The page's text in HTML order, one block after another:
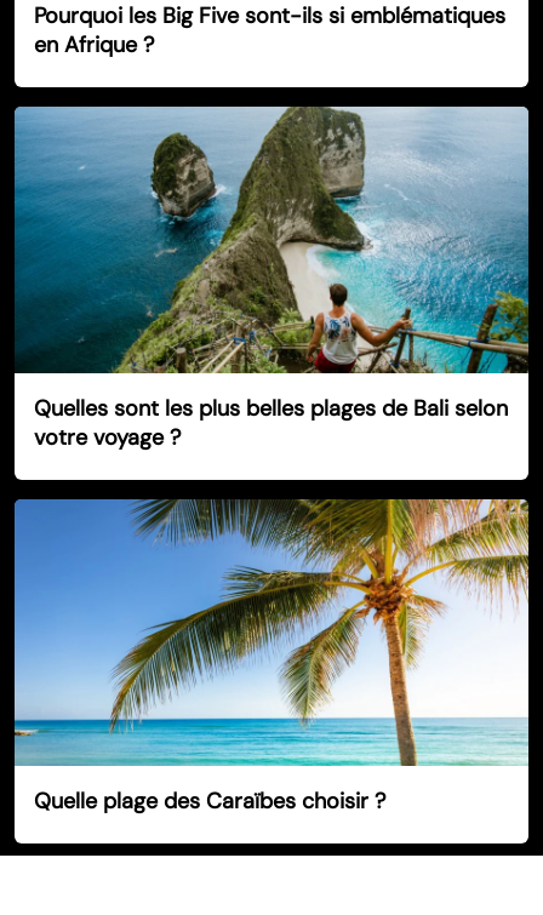
Pourquoi les Big Five sont-ils si emblématiques
en Afrique ?
Quelles sont les plus belles plages de Bali selon
votre voyage ?
Quelle plage des Caraïbes choisir ?